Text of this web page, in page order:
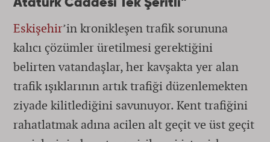
Atatürk Caddesi Tek Şeritli"
Eskişehir’in kronikleşen trafik sorununa
kalıcı çözümler üretilmesi gerektiğini
belirten vatandaşlar, her kavşakta yer alan
trafik ışıklarının artık trafiği düzenlemekten
ziyade kilitlediğini savunuyor. Kent trafiğini
rahatlatmak adına acilen alt geçit ve üst geçit